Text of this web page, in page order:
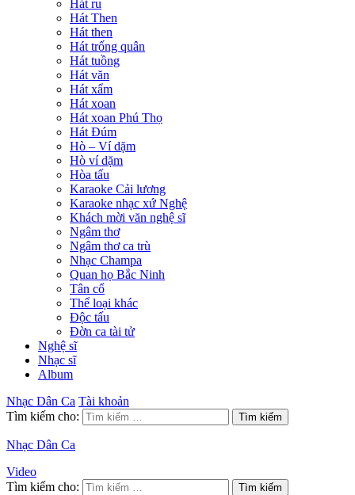
Hát ru
Hát Then
Hát then
Hát trống quân
Hát tuồng
Hát văn
Hát xẩm
Hát xoan
Hát xoan Phú Thọ
Hát Đúm
Hò – Ví dặm
Hò ví dặm
Hòa tấu
Karaoke Cải lương
Karaoke nhạc xứ Nghệ
Khách mời văn nghệ sĩ
Ngâm thơ
Ngâm thơ ca trù
Nhạc Champa
Quan họ Bắc Ninh
Tân cổ
Thể loại khác
Độc tấu
Đờn ca tài tử
Nghệ sĩ
Nhạc sĩ
Album
Nhạc Dân Ca Tài khoản
Tìm kiếm cho:
Nhạc Dân Ca
Video
Tìm kiếm cho: